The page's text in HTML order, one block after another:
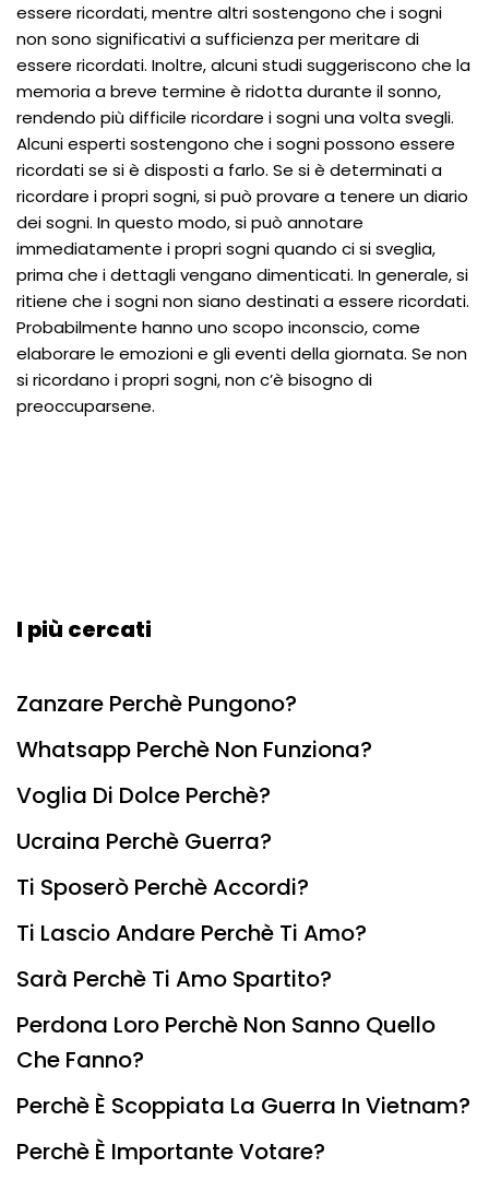
essere ricordati, mentre altri sostengono che i sogni
non sono significativi a sufficienza per meritare di
essere ricordati. Inoltre, alcuni studi suggeriscono che la
memoria a breve termine è ridotta durante il sonno,
rendendo più difficile ricordare i sogni una volta svegli.
Alcuni esperti sostengono che i sogni possono essere
ricordati se si è disposti a farlo. Se si è determinati a
ricordare i propri sogni, si può provare a tenere un diario
dei sogni. In questo modo, si può annotare
immediatamente i propri sogni quando ci si sveglia,
prima che i dettagli vengano dimenticati. In generale, si
ritiene che i sogni non siano destinati a essere ricordati.
Probabilmente hanno uno scopo inconscio, come
elaborare le emozioni e gli eventi della giornata. Se non
si ricordano i propri sogni, non c’è bisogno di
preoccuparsene.
I più cercati
Zanzare Perchè Pungono?
Whatsapp Perchè Non Funziona?
Voglia Di Dolce Perchè?
Ucraina Perchè Guerra?
Ti Sposerò Perchè Accordi?
Ti Lascio Andare Perchè Ti Amo?
Sarà Perchè Ti Amo Spartito?
Perdona Loro Perchè Non Sanno Quello
Che Fanno?
Perchè È Scoppiata La Guerra In Vietnam?
Perchè È Importante Votare?